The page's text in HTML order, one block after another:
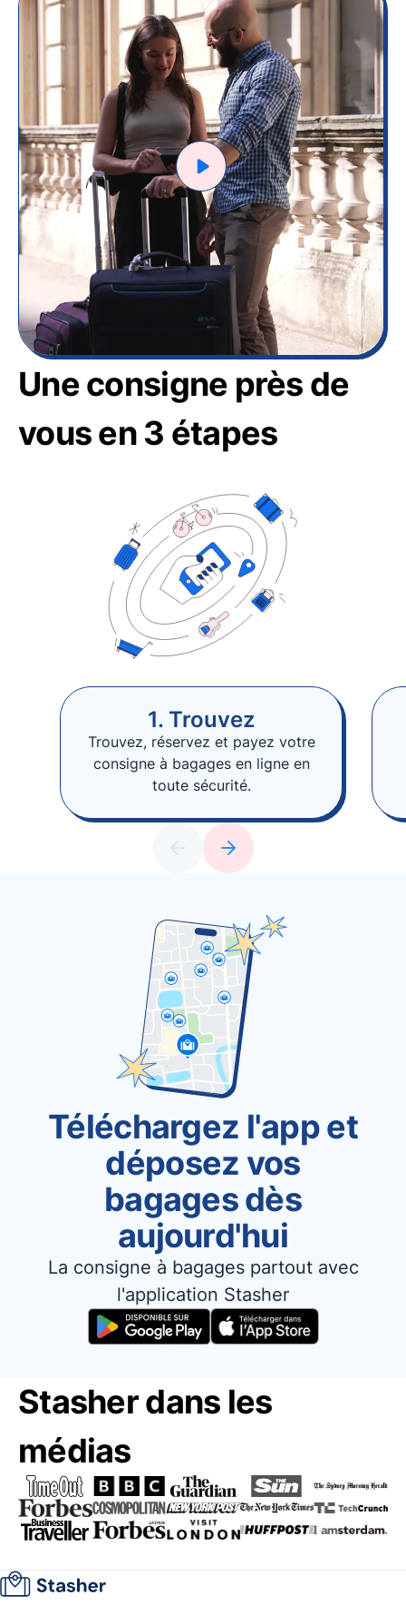
Une consigne près de
vous en 3 étapes
1. Trouvez
Trouvez, réservez et payez votre
consigne à bagages en ligne en
toute sécurité.
Téléchargez l'app et
déposez vos
bagages dès
aujourd'hui
La consigne à bagages partout avec
l'application Stasher
Stasher dans les
médias